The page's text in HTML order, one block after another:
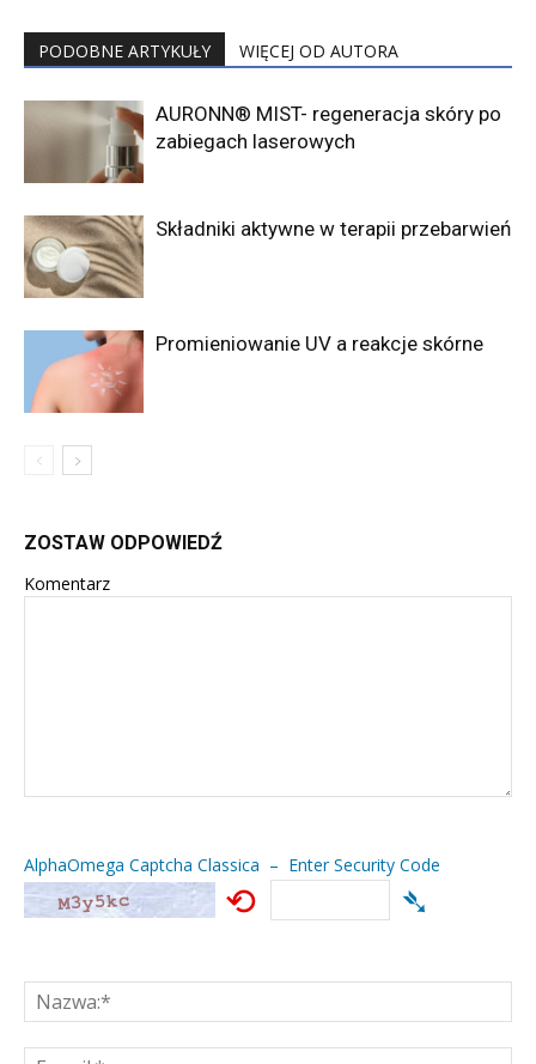
PODOBNE ARTYKUŁY WIĘCEJ OD AUTORA
AURONN® MIST- regeneracja skóry po
zabiegach laserowych
Składniki aktywne w terapii przebarwień
Promieniowanie UV a reakcje skórne
ZOSTAW ODPOWIEDŹ
Komentarz
AlphaOmega Captcha Classica – Enter Security Code
⟲ ➴